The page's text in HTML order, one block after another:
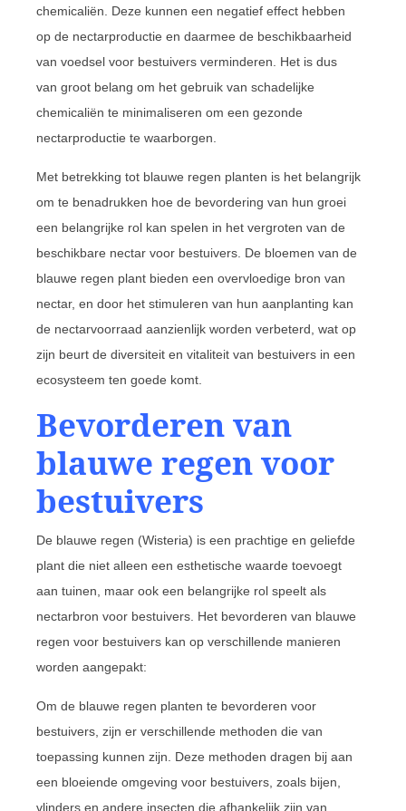
chemicaliën. Deze kunnen een negatief effect hebben
op de nectarproductie en daarmee de beschikbaarheid
van voedsel voor bestuivers verminderen. Het is dus
van groot belang om het gebruik van schadelijke
chemicaliën te minimaliseren om een gezonde
nectarproductie te waarborgen.
Met betrekking tot blauwe regen planten is het belangrijk
om te benadrukken hoe de bevordering van hun groei
een belangrijke rol kan spelen in het vergroten van de
beschikbare nectar voor bestuivers. De bloemen van de
blauwe regen plant bieden een overvloedige bron van
nectar, en door het stimuleren van hun aanplanting kan
de nectarvoorraad aanzienlijk worden verbeterd, wat op
zijn beurt de diversiteit en vitaliteit van bestuivers in een
ecosysteem ten goede komt.
Bevorderen van
blauwe regen voor
bestuivers
De blauwe regen (Wisteria) is een prachtige en geliefde
plant die niet alleen een esthetische waarde toevoegt
aan tuinen, maar ook een belangrijke rol speelt als
nectarbron voor bestuivers. Het bevorderen van blauwe
regen voor bestuivers kan op verschillende manieren
worden aangepakt:
Om de blauwe regen planten te bevorderen voor
bestuivers, zijn er verschillende methoden die van
toepassing kunnen zijn. Deze methoden dragen bij aan
een bloeiende omgeving voor bestuivers, zoals bijen,
vlinders en andere insecten die afhankelijk zijn van